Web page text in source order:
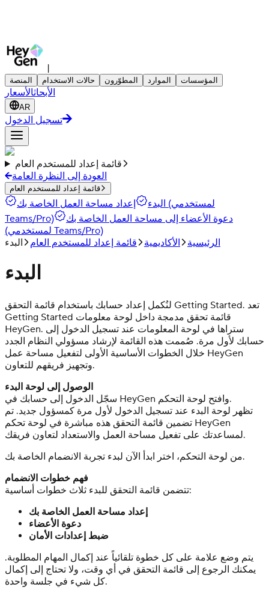
|
المنصة حالات الاستخدام المطوّرون الموارد المؤسسات
الأبحاثالأسعار
AR
تسجيل الدخول
قائمة إعداد للمستخدم العام
العودة إلى النظرة العامة
قائمة إعداد للمستخدم العام
البدء
إعداد مساحة العمل الخاصة بك (لمستخدمي
Teams/Pro)
دعوة الأعضاء إلى مساحة العمل الخاصة بك
(لمستخدمي Teams/Pro)
الرئيسية
الأكاديمية قائمة إعداد للمستخدم العام البدء
البدء
لنُكمل إعداد حسابك باستخدام قائمة التحقق Getting Started. تعد
Getting Started قائمة تحقق مدمجة داخل لوحة معلومات
HeyGen. ستراها في لوحة المعلومات عند تسجيل الدخول إلى
حسابك لأول مرة. صُممت هذه القائمة لإرشاد مسؤولي النظام الجدد
خلال الخطوات الأساسية الأولى لتفعيل مساحة عمل HeyGen
وتجهيز فريقهم للتعاون.
الوصول إلى لوحة البدء
سجّل الدخول إلى حسابك في HeyGen وافتح لوحة التحكم.
تظهر لوحة البدء عند تسجيل الدخول لأول مرة كمسؤول جديد. تم
تضمين قائمة التحقق هذه مباشرة في لوحة تحكم HeyGen
لمساعدتك على تفعيل مساحة العمل والاستعداد لتعاون فريقك.
من لوحة التحكم، اختر ابدأ الآن لبدء تجربة الانضمام الخاصة بك.
فهم خطوات الانضمام
تتضمن قائمة التحقق للبدء ثلاث خطوات أساسية:
إعداد مساحة العمل الخاصة بك
دعوة الأعضاء
ضبط إعدادات الأمان
يتم وضع علامة على كل خطوة تلقائياً عند إكمال المهام المطلوبة.
يمكنك الرجوع إلى قائمة التحقق في أي وقت، ولا تحتاج إلى إكمال
كل شيء في جلسة واحدة.